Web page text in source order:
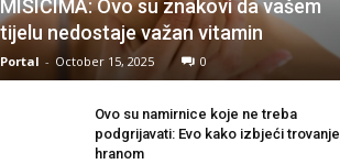
MIŠIĆIMA: Ovo su znakovi da vašem
tijelu nedostaje važan vitamin
Portal - October 15, 2025 0
Ovo su namirnice koje ne treba
podgrijavati: Evo kako izbjeći trovanje
hranom